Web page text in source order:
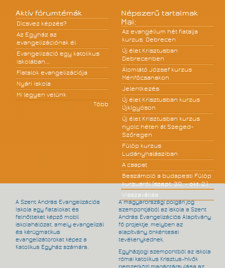
Aktív fórumtémák
Dicsvez képzés?
Az Egyház az
evangelizációnak él
Evangelizáció egy katolikus
iskolában...
Fiatalok evangelizációja
Nyári iskola
Mi legyen velünk
Több
Népszerű tartalmak
Mai:
Az evangélium hét fiatalja
kurzus, Debrecen
Új élet Krisztusban
Debrecenben
Álomlátó József kurzus
Ménfőcsanakon
Jelentkezés
Új élet Krisztusban kurzus
Újkígyóson
Új élet Krisztusban kurzus
nyolc héten át Szeged-
Szőregen
Fülöp kurzus
Ludányhalásziban
A csapat
Beszámoló a budapesti Fülöp
kurzusról (szept. 30. - okt. 2.)
Visszaváltás
A Szent András Evangelizációs
Iskola egy fiatalokat és
felnőtteket képző mobil
iskolahálózat, amely evangelizál
és kérügmatikus
evangelizátorokat képez a
Katolikus Egyház számára.
A magyarországi polgári jog
szempontjából az iskola a Szent
András Evangelizációs Alapítvány
fő projektje, melyben az
alapítvány önkéntesei
tevékenykednek.
Egyházjogi szempontból az iskola
római katolikus Krisztus-hívők
nemzetközi magántársulása az